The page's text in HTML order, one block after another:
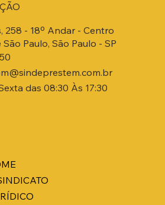
258 - 18º Andar - Centro
Paulo, São Paulo - SP
das 08:30 Às 17:30